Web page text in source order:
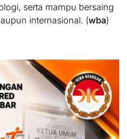
serta mampu bersaing
internasional. (wba)